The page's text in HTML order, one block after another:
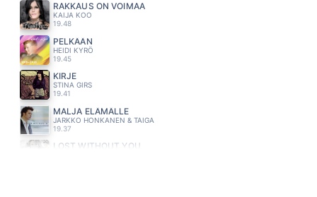
RAKKAUS ON VOIMAA
KAIJA KOO
19.48
PELKÄÄN
HEIDI KYRÖ
19.45
KIRJE
STINA GIRS
19.41
MALJA ELÄMÄLLE
JARKKO HONKANEN & TAIGA
19.37
LOST WITHOUT YOU